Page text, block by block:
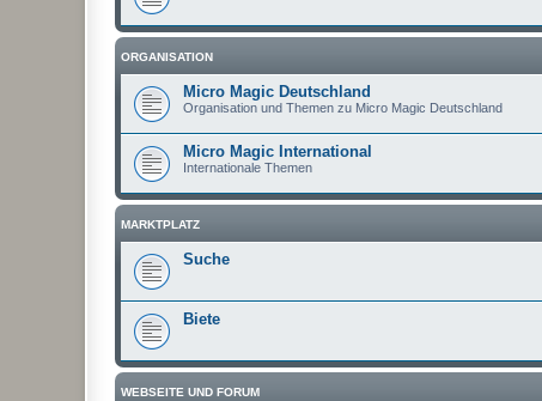
ORGANISATION
Micro Magic Deutschland
Organisation und Themen zu Micro Magic Deutschland
Micro Magic International
Internationale Themen
MARKTPLATZ
Suche
Biete
WEBSEITE UND FORUM